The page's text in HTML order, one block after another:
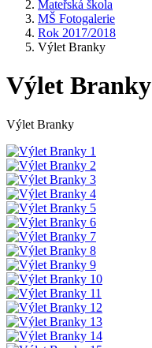
Mateřská škola
MŠ Fotogalerie
Rok 2017/2018
Výlet Branky
Výlet Branky
Výlet Branky